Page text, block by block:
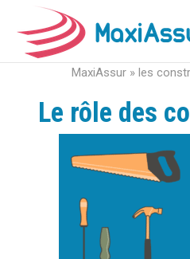
MaxiAssur » les
Le rôle des